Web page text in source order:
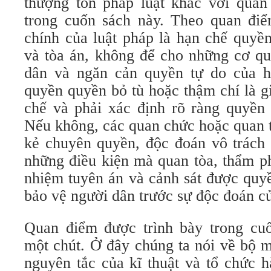
trong cuốn sách này. Theo quan
chính của luật pháp là hạn chế
và tòa án, không để cho những cơ
dân và ngăn cản quyền tự do của
quyền quyền bỏ tù hoặc thậm chí là
chế và phải xác định rõ ràng
Nếu không, các quan chức hoặc quan
kẻ chuyên quyền, độc đoán vô
những điều kiện mà quan tòa, thẩm
nhiệm tuyên án và cảnh sát được
bảo vệ người dân trước sự độc đoán
Quan điểm được trình bày trong
một chút. Ở đây chúng ta nói về bộ
nguyên tắc của kĩ thuật và tổ chức